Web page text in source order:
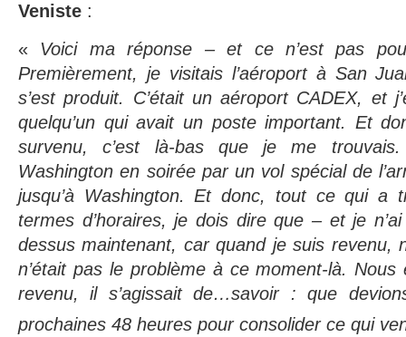
Veniste :
« Voici ma réponse – et ce n’est pas
Premièrement, je visitais l’aéroport à San
s’est produit. C’était un aéroport CADEX, et
quelqu’un qui avait un poste important. Et
survenu, c’est là-bas que je me
Washington en soirée par un vol spécial de
jusqu’à Washington. Et donc, tout ce qui a
termes d’horaires, je dois dire que – et je
dessus maintenant, car quand je suis revenu,
n’était pas le problème à ce moment-là.
revenu, il s’agissait de…savoir : que
prochaines 48 heures pour consolider ce qui